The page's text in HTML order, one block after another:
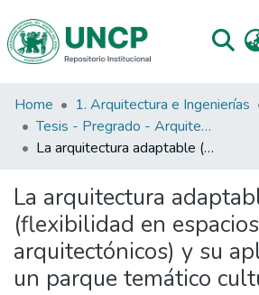
Repositorio
Tutoriales
Estadisticas
Home 1. Arquitectura e Ingenierías
Tesis - Pregrado - Arquitectura
La arquitectura adaptable (flexibilidad en espacios arquitectónicos) y su aplicación en un parque temático cultural
La arquitectura
(flexibilidad en espacios
arquitectónicos) y su
un parque temático